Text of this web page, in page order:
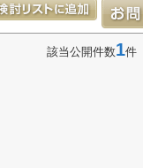
該当公開件数1件